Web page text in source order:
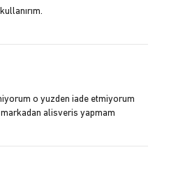
o yuzden iade etmiyorum
alisveris yapmam